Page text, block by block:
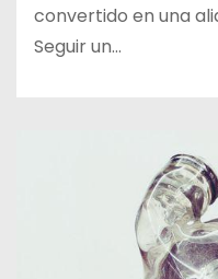
convertido en una
Seguir un…